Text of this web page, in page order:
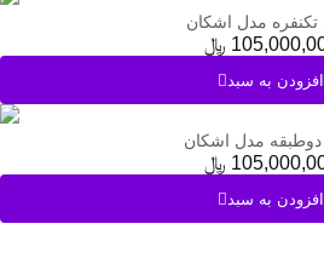
مدل اشکان
﷼
افزودن به سبد
مدل اشکان
﷼
افزودن به سبد